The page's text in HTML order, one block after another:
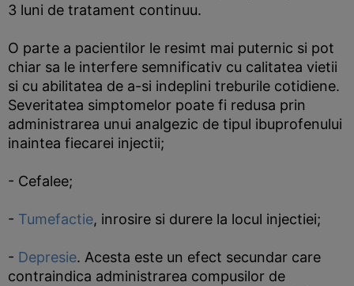
3 luni de tratament continuu.
O parte a pacientilor le resimt mai puternic si pot
chiar sa le interfere semnificativ cu calitatea vietii
si cu abilitatea de a-si indeplini treburile cotidiene.
Severitatea simptomelor poate fi redusa prin
administrarea unui analgezic de tipul ibuprofenului
inaintea fiecarei injectii;
- Cefalee;
- Tumefactie, inrosire si durere la locul injectiei;
- Depresie. Acesta este un efect secundar care
contraindica administrarea compusilor de